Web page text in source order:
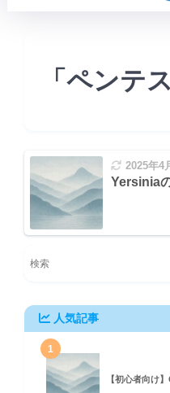
「ペンテ
2025年4
Yersinia
人気記事
1
【初心者向け